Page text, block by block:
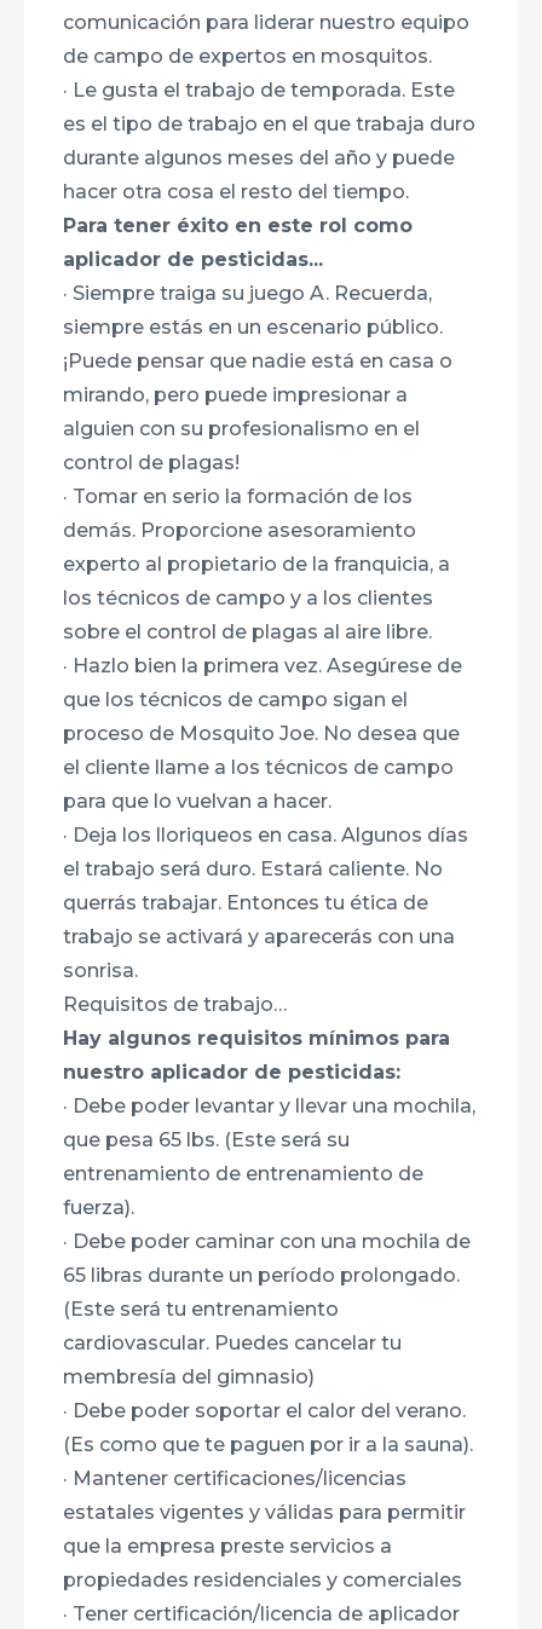
comunicación para liderar nuestro equipo
de campo de expertos en mosquitos.
· Le gusta el trabajo de temporada. Este
es el tipo de trabajo en el que trabaja duro
durante algunos meses del año y puede
hacer otra cosa el resto del tiempo.
Para tener éxito en este rol como
aplicador de pesticidas...
· Siempre traiga su juego A. Recuerda,
siempre estás en un escenario público.
¡Puede pensar que nadie está en casa o
mirando, pero puede impresionar a
alguien con su profesionalismo en el
control de plagas!
· Tomar en serio la formación de los
demás. Proporcione asesoramiento
experto al propietario de la franquicia, a
los técnicos de campo y a los clientes
sobre el control de plagas al aire libre.
· Hazlo bien la primera vez. Asegúrese de
que los técnicos de campo sigan el
proceso de Mosquito Joe. No desea que
el cliente llame a los técnicos de campo
para que lo vuelvan a hacer.
· Deja los lloriqueos en casa. Algunos días
el trabajo será duro. Estará caliente. No
querrás trabajar. Entonces tu ética de
trabajo se activará y aparecerás con una
sonrisa.
Requisitos de trabajo…
Hay algunos requisitos mínimos para
nuestro aplicador de pesticidas:
· Debe poder levantar y llevar una mochila,
que pesa 65 lbs. (Este será su
entrenamiento de entrenamiento de
fuerza).
· Debe poder caminar con una mochila de
65 libras durante un período prolongado.
(Este será tu entrenamiento
cardiovascular. Puedes cancelar tu
membresía del gimnasio)
· Debe poder soportar el calor del verano.
(Es como que te paguen por ir a la sauna).
· Mantener certificaciones/licencias
estatales vigentes y válidas para permitir
que la empresa preste servicios a
propiedades residenciales y comerciales
· Tener certificación/licencia de aplicador